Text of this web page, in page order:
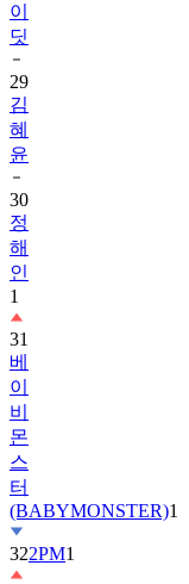
이
딧
29
김
혜
윤
30
정
해
인
1
31
베
이
비
몬
스
터
(BABYMONSTER)1
322PM1